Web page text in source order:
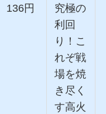
136円
究極の
利回
り！こ
れぞ戦
場を焼
き尽く
す高火